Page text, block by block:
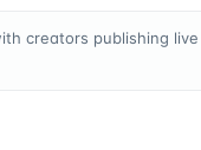
creators publishing live